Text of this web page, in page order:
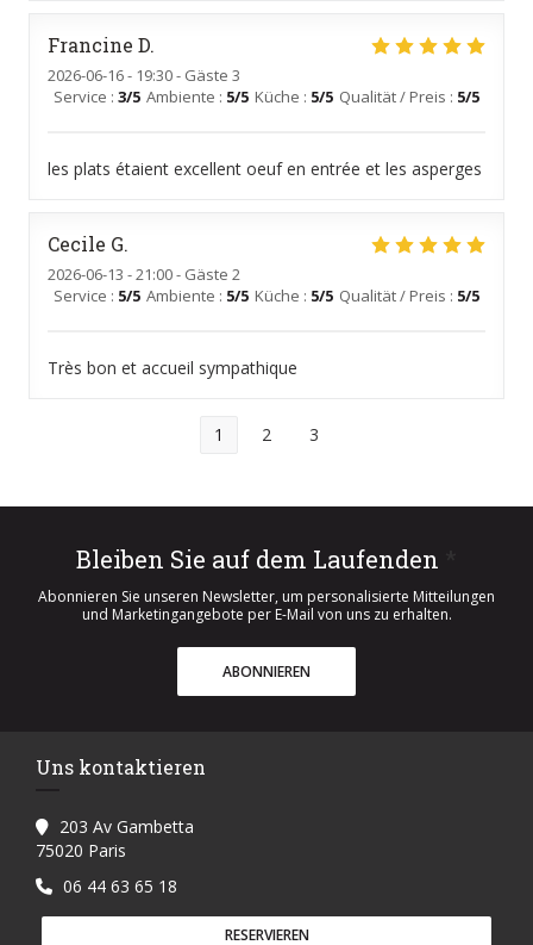
Francine D
2026-06-16- 19:30 - Gäste 3
Service : 3/5 Ambiente : 5/5 Küche : 5/5 Qualität / Preis : 5/5
les plats étaient excellent oeuf en entrée et les asperges
Cecile G
2026-06-13 - 21:00 - Gäste 2
Service : 5/5 Ambiente : 5/5 Küche : 5/5 Qualität / Preis : 5/5
Très bon et accueil sympathique
1 2 3
Bleiben Sie auf dem Laufenden
Abonnieren Sie unseren Newsletter, um personalisierte Mitteilungen
und Marketingangebote per E-Mail von uns zu erhalten.
ABONNIEREN
Uns kontaktieren
203 Av Gambetta
75020 Paris
06 44 63 65 18
RESERVIEREN